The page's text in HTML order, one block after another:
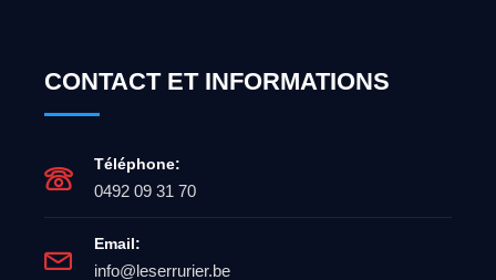
CONTACT ET INFORMATIONS
Téléphone:
0492 09 31 70
Email:
info@leserrurier.be